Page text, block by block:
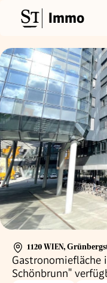
Immo
1120 WIEN,
Gastronomiefläche
Schönbrunn"